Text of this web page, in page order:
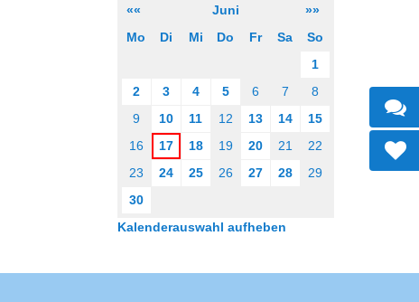
««
Juni
»»
Mo
Di Mi Do Fr Sa
So
1
2
3 4 5 6 7
8
9
10 11 12 13 14
15
16
17 18 19 20 21
22
23
24 25 26 27 28
29
30
Kalenderauswahl aufheben